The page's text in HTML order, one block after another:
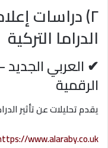
٢) دراسات
الدراما التركية
✔ العربي
الرقمية
يقدم تحليلات عن تأثير
www.alaraby.co.uk